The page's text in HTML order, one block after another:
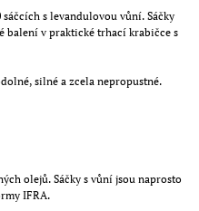
s levandulovou vůní. Sáčky
balení v praktické trhací krabičce s
silné a zcela nepropustné.
olejů. Sáčky s vůní jsou naprosto
IFRA.